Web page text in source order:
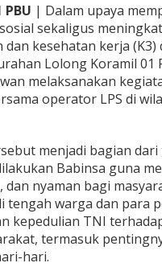
PBU | Dalam upaya
sekaligus
dan kesehatan kerja
Lolong Koramil 01
melaksanakan
operator LPS di
menjadi bagian
Babinsa guna
nyaman bagi
tengah warga dan para
kepedulian TNI
termasuk
hari.